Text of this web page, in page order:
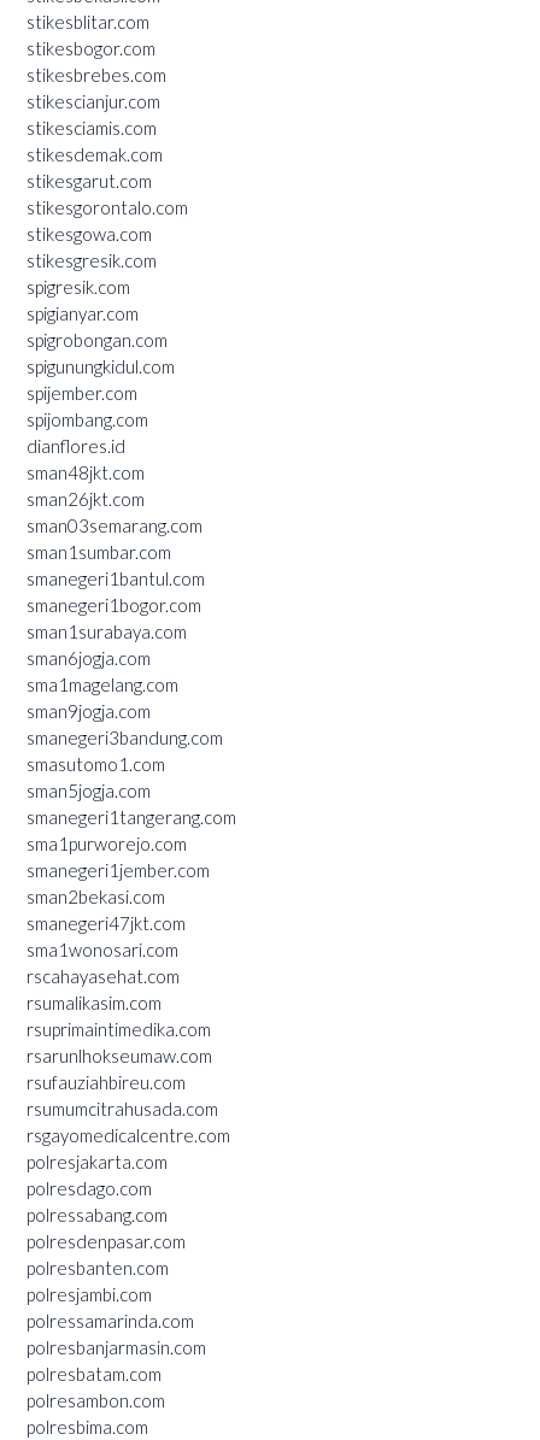
stikesblitar.com
stikesbogor.com
stikesbrebes.com
stikescianjur.com
stikesciamis.com
stikesdemak.com
stikesgarut.com
stikesgorontalo.com
stikesgowa.com
stikesgresik.com
spigresik.com
spigianyar.com
spigrobongan.com
spigunungkidul.com
spijember.com
spijombang.com
dianflores.id
sman48jkt.com
sman26jkt.com
sman03semarang.com
sman1sumbar.com
smanegeri1bantul.com
smanegeri1bogor.com
sman1surabaya.com
sman6jogja.com
sma1magelang.com
sman9jogja.com
smanegeri3bandung.com
smasutomo1.com
sman5jogja.com
smanegeri1tangerang.com
sma1purworejo.com
smanegeri1jember.com
sman2bekasi.com
smanegeri47jkt.com
sma1wonosari.com
rscahayasehat.com
rsumalikasim.com
rsuprimaintimedika.com
rsarunlhokseumaw.com
rsufauziahbireu.com
rsumumcitrahusada.com
rsgayomedicalcentre.com
polresjakarta.com
polresdago.com
polressabang.com
polresdenpasar.com
polresbanten.com
polresjambi.com
polressamarinda.com
polresbanjarmasin.com
polresbatam.com
polresambon.com
polresbima.com